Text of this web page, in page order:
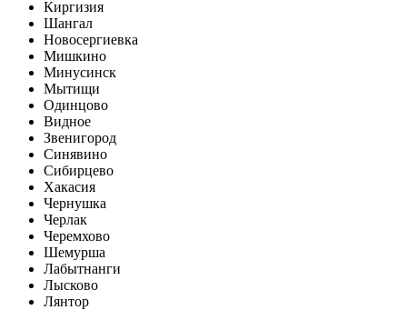
Киргизия
Шангал
Новосергиевка
Мишкино
Минусинск
Мытищи
Одинцово
Видное
Звенигород
Синявино
Сибирцево
Хакасия
Чернушка
Черлак
Черемхово
Шемурша
Лабытнанги
Лысково
Лянтор